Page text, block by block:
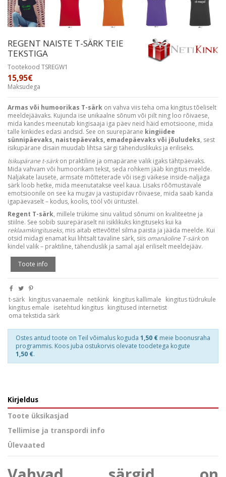
REGENT NAISTE T-SÄRK TEIE
TEKSTIGA
Tootekood TSREGW1
15,95€
Maksudega
Armas või humoorikas T-särk on vahva viis teha oma kingitus tõeliselt
meeldejäävaks. Kujunda ise unikaalne sõnum või pilt ning loo rõivaese,
mida kandes meenutab kingisaaja iga päev neid häid emotsioone, mida
talle kinkides edasi andsid. See on suurepärane kingiidee
sünnipäevaks, naistepäevaks, emadepäevaks või jõuludeks, sest
isikupärane disain muudab lihtsa särgi tähenduslikuks ja eriliseks.
Isikupärane t-särkon praktiline ja omapärane valik igaks tähtpäevaks.
Mida vahvam või humoorikam tekst, seda rohkem jääb kingitus meelde.
Naljakate lausete, armsate mõtteterade või isegi väikese inside-naljaga
särk loob hetke, mida meenutatakse veel kaua. Lisaks rõõmustavale
emotsioonile on see ka mugav ja vastupidav rõivaese, mida saab kanda
igapäevaselt – kodus, koolis, tööl või üritustel.
Regent T-särk, millele trükime sinu valitud sõnumi on kvaliteetne ja
stiilne. See sobib suurepäraselt nii isiklikuks kingituseks kui ka
reklaamkingituseks, mis aitab ettevõttel silma paista ja jääda meelde. Kui
otsid midagi enamat kui lihtsalt tavaline särk, siis omanäoline T-särkon
kindel valik – praktiline, tähenduslik ja samal ajal eriliselt meeldejääv.
Toote info
t-särk kingitus vanaemale netikink kingitus kallimale kingitus tüdrukule
kingitus emale isetehtud kingitus kingitused internetist
oma tekstida särk
Ostes antud toote on Teil võimalus koguda 1,50 € meie boonusraha
programmis. Koos juba ostukorvis olevate toodetega kogute
1,50 €.
Kirjeldus
Toote üksikasjad
Tellimise ja transpordi info
Ülevaated